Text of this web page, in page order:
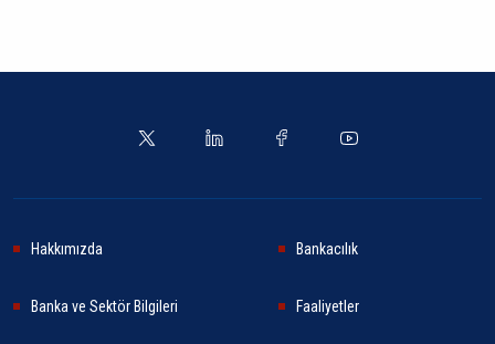
Hakkımızda Bankacılık
Banka ve Sektör Bilgileri Faaliyetler